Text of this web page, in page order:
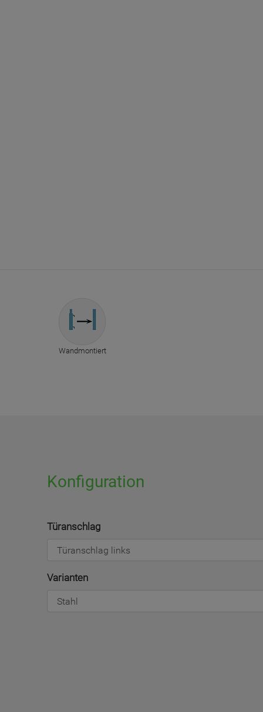
Wandmontiert
Konfiguration
Türanschlag
Varianten